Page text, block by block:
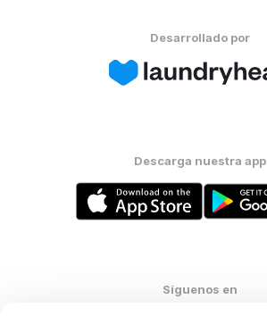
Desarrollado por
Descarga nuestra app
Síguenos en